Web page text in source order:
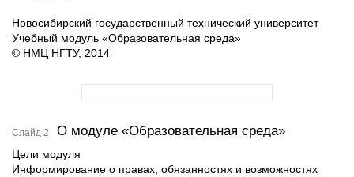
Новосибирский государственный технический университет
Учебный модуль «Образовательная среда»
© НМЦ НГТУ, 2014
Слайд 2 О модуле «Образовательная среда»
Цели модуля
Информирование о правах, обязанностях и возможностях